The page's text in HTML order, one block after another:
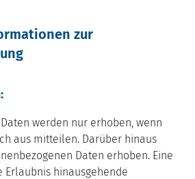
zur
werden nur erhoben, wenn
aus mitteilen. Darüber hinaus
Daten erhoben. Eine
Erlaubnis hinausgehende